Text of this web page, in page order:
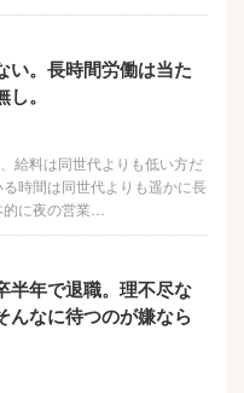
い。長時間労働は当た
。
給料は同世代よりも低い方だ
時間は同世代よりも遥かに長
に夜の営業…
半年で退職。理不尽な
んなに待つのが嫌なら